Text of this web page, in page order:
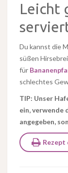
Leicht
Du kannst die
süßen
für
schlechtes
TIP: Unser
ein, verwende
angegeben,
Rezept